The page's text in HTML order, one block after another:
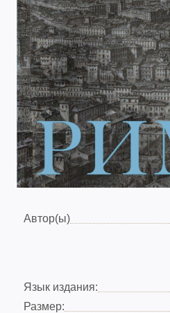
Автор(ы)
Язык издания:
Размер: